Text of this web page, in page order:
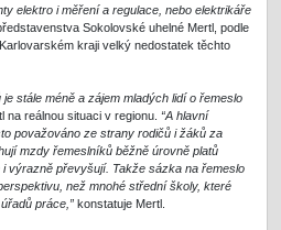
elektro i měření a regulace, nebo elektrikáře
Sokolovské uhelné Mertl, podle
kraji velký nedostatek těchto
stále méně a zájem mladých lidí o řemeslo
na reálnou situaci v regionu. “A hlavní
považováno ze strany rodičů i žáků za
mzdy řemeslníků běžně úrovně platů
výrazně převyšují. Takže sázka na řemeslo
než mnohé střední školy, které
práce,” konstatuje Mertl.